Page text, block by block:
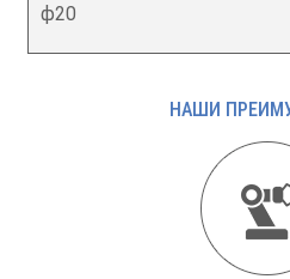
ф20
НАШИ